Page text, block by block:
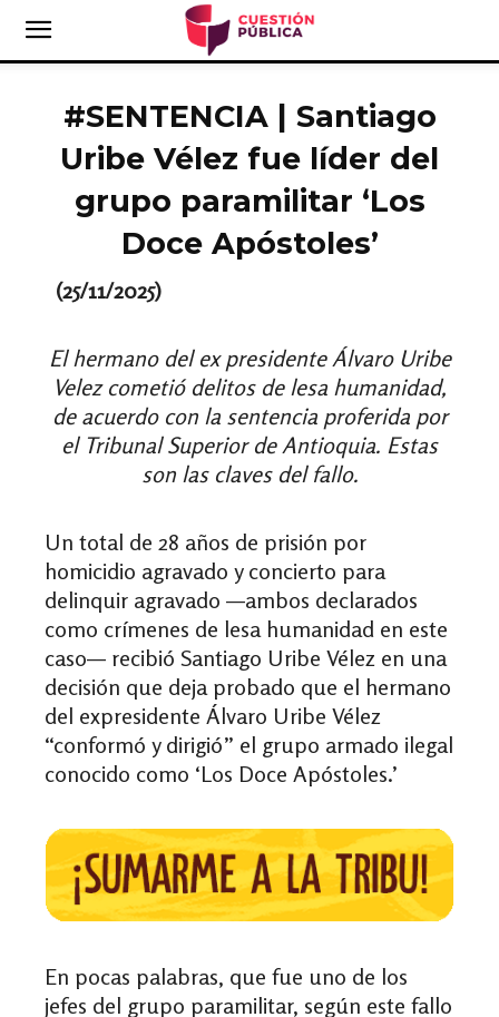
#SENTENCIA | Santiago
Uribe Vélez fue líder del
grupo paramilitar ‘Los
Doce Apóstoles’
(25/11/2025)
El hermano del ex presidente Álvaro Uribe
Velez cometió delitos de lesa humanidad,
de acuerdo con la sentencia proferida por
el Tribunal Superior de Antioquia. Estas
son las claves del fallo.
Un total de 28 años de prisión por
homicidio agravado y concierto para
delinquir agravado —ambos declarados
como crímenes de lesa humanidad en este
caso— recibió Santiago Uribe Vélez en una
decisión que deja probado que el hermano
del expresidente Álvaro Uribe Vélez
“conformó y dirigió” el grupo armado ilegal
conocido como ‘Los Doce Apóstoles.’
En pocas palabras, que fue uno de los
jefes del grupo paramilitar, según este fallo